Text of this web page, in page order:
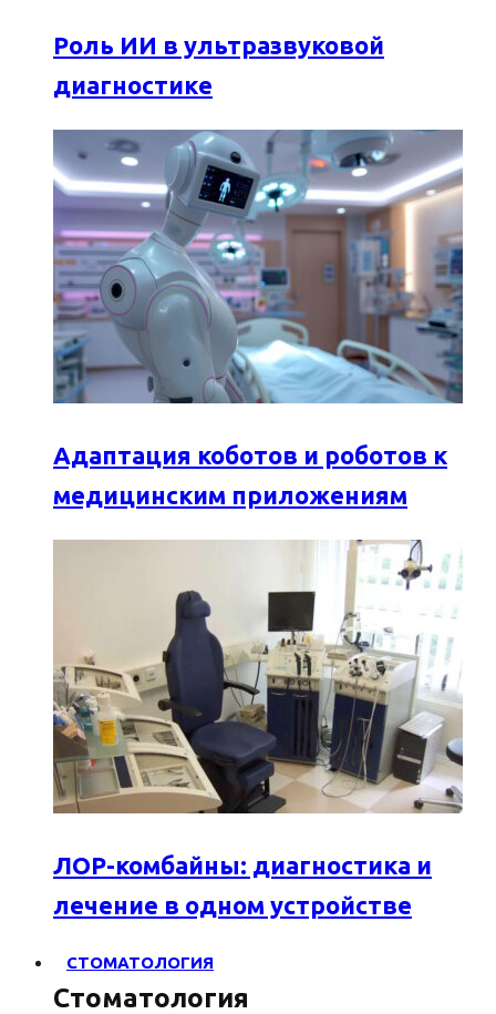
Роль ИИ в ультразвуковой
диагностике
Адаптация коботов и роботов к
медицинским приложениям
ЛОР-комбайны: диагностика и
лечение в одном устройстве
СТОМАТОЛОГИЯ
Стоматология